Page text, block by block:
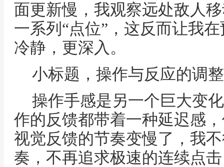
面更新慢，我观察远处敌人
一系列“点位”，这反而让我
冷静，更深入。
小标题，操作与反应的调整
操作手感是另一个巨大变
作的反馈都带着一种延迟感
视觉反馈的节奏变慢了，我
奏，不再追求极速的连续点